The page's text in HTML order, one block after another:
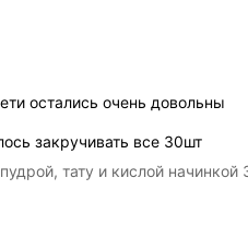
остались очень довольны
закручивать все 30шт
тату и кислой